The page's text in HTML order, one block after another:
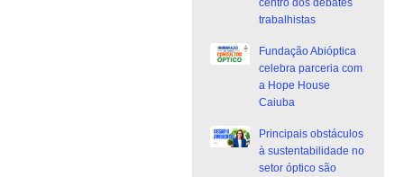
trabalhistas
Fundação Abióptica
celebra parceria com
a Hope House
Caiuba
Principais obstáculos
à sustentabilidade no
setor óptico são